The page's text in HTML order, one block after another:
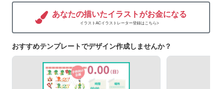
あなたの描いたイラストがお金になる
イラストACイラストレーター登録はこちら>
おすすめテンプレートでデザイン作成しませんか？